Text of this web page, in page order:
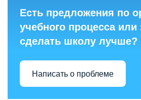
Есть предложения по
учебного процесса или
сделать школу лучше?
Написать о проблеме